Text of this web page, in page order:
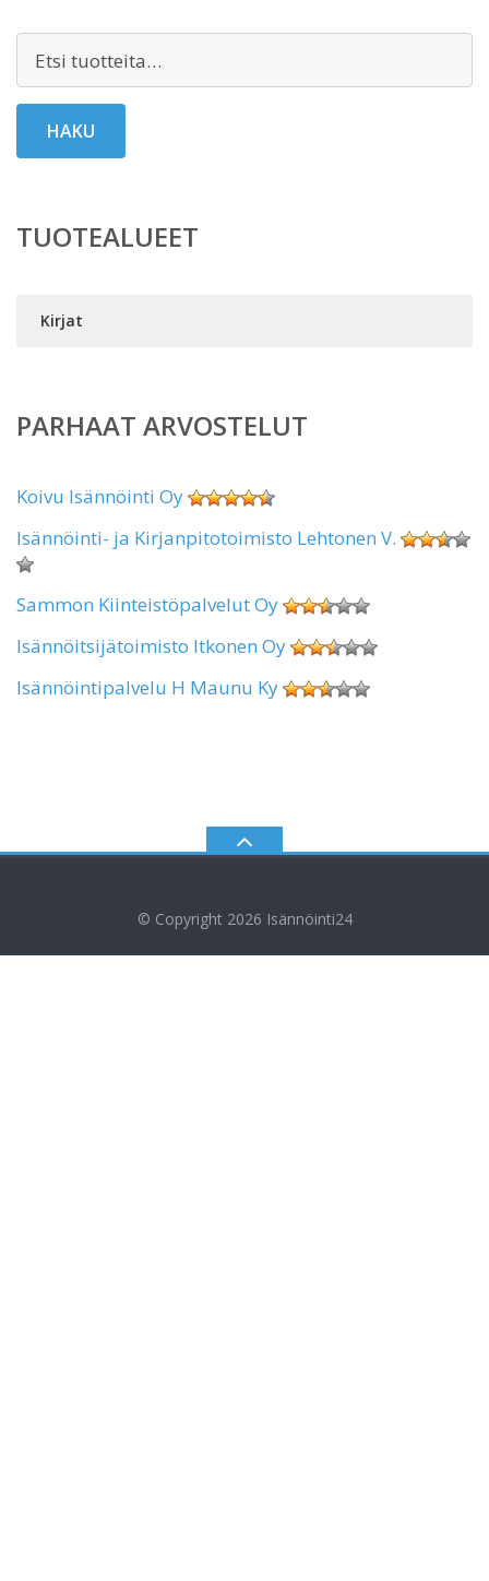
HAKU
TUOTEALUEET
Kirjat
PARHAAT ARVOSTELUT
Koivu Isännöinti Oy
Isännöinti- ja Kirjanpitotoimisto Lehtonen V.
Sammon Kiinteistöpalvelut Oy
Isännöitsijätoimisto Itkonen Oy
Isännöintipalvelu H Maunu Ky
© Copyright 2026 Isännöinti24